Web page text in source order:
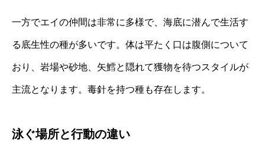
一方でエイの仲間は非常に多様で、海底に潜んで生活す
る底生性の種が多いです。体は平たく口は腹側について
おり、岩場や砂地、矢鱈と隠れて獲物を待つスタイルが
主流となります。毒針を持つ種も存在します。
泳ぐ場所と行動の違い